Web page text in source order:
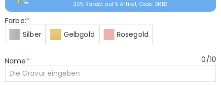
20% Rabatt auf 5 Artikel, Code: DRB3
Farbe:*
Silber
Gelbgold Rosegold
Name* 0/10